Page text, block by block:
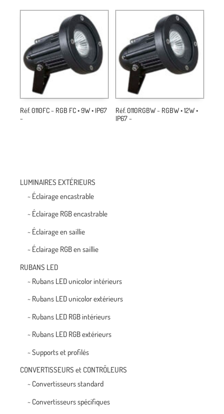
Réf. 0110FC ~ RGB FC • 9W • IP67
~
Réf. 0110RGBW ~ RGBW • 12W •
IP67 ~
LUMINAIRES EXTÉRIEURS
~ Éclairage encastrable
~ Éclairage RGB encastrable
~ Éclairage en saillie
~ Éclairage RGB en saillie
RUBANS LED
~ Rubans LED unicolor intérieurs
~ Rubans LED unicolor extérieurs
~ Rubans LED RGB intérieurs
~ Rubans LED RGB extérieurs
~ Supports et profilés
CONVERTISSEURS et CONTRÔLEURS
~ Convertisseurs standard
~ Convertisseurs spécifiques